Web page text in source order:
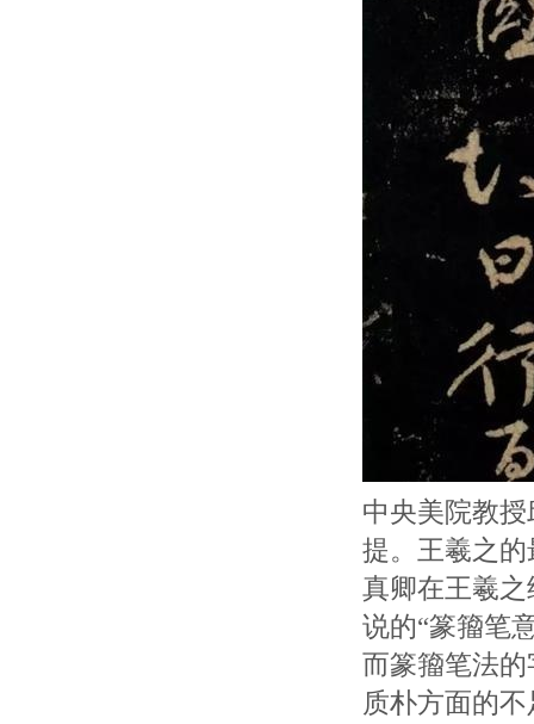
中央美院教
提。王羲之
真卿在王羲
说的“篆籀笔
而篆籀笔法
质朴方面的